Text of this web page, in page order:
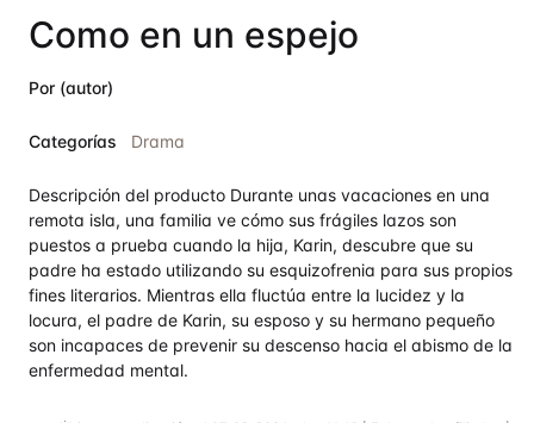
Como en un espejo
Por (autor)
Categorías Drama
Descripción del producto Durante unas vacaciones en una
remota isla, una familia ve cómo sus frágiles lazos son
puestos a prueba cuando la hija, Karin, descubre que su
padre ha estado utilizando su esquizofrenia para sus propios
fines literarios. Mientras ella fluctúa entre la lucidez y la
locura, el padre de Karin, su esposo y su hermano pequeño
son incapaces de prevenir su descenso hacia el abismo de la
enfermedad mental.